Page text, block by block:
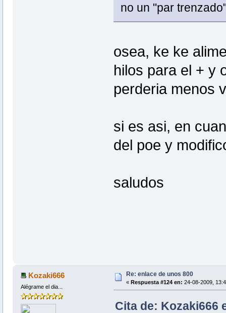
no un "par
osea, ke ke
hilos para el + y
perderia menos
si es asi, en
del poe y
saludos
Kozaki666
Alégrame el dia...
Re: enlace de unos 800
« Respuesta #124 en: 24-08-2009,
Cita de: Kozaki666